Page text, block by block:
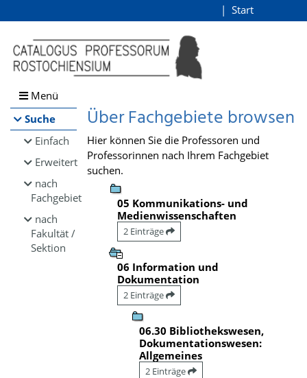
Browsen
direkt zum Inhalt
Start
Menü
Suche
Einfach
Erweitert
nach
Fachgebiet
nach
Fakultät /
Sektion
Über Fachgebiete browsen
Hier können Sie die Professoren und
Professorinnen nach Ihrem Fachgebiet
suchen.
05 Kommunikations- und
Medienwissenschaften
2 Einträge
06 Information und
Dokumentation
2 Einträge
06.30 Bibliothekswesen,
Dokumentationswesen:
Allgemeines
2 Einträge